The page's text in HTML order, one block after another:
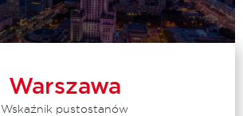
Warszawa
Wskaźnik pustostanów